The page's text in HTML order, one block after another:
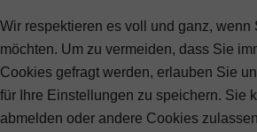
Wir respektieren es voll und ganz,
möchten. Um zu vermeiden, dass Sie
Cookies gefragt werden, erlauben Sie
für Ihre Einstellungen zu speichern. Sie
abmelden oder andere Cookies